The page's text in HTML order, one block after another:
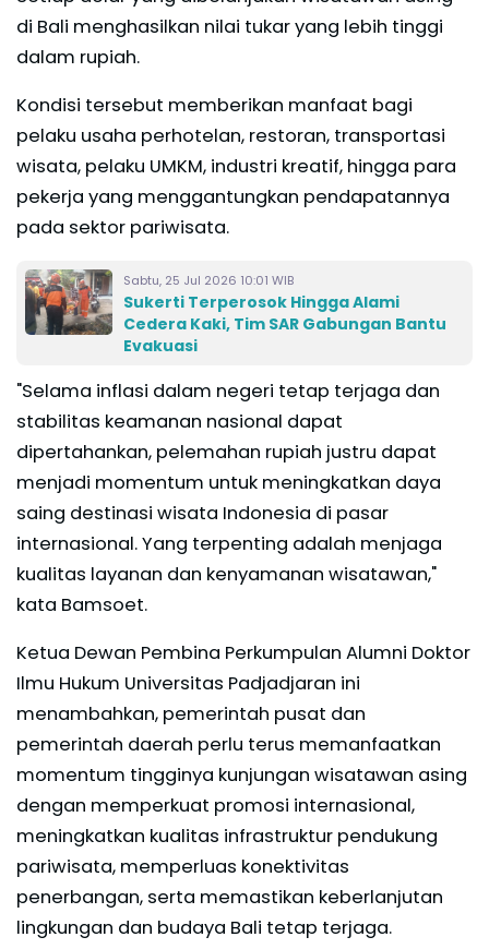
di Bali menghasilkan nilai tukar yang lebih tinggi
dalam rupiah.
Kondisi tersebut memberikan manfaat bagi
pelaku usaha perhotelan, restoran, transportasi
wisata, pelaku UMKM, industri kreatif, hingga para
pekerja yang menggantungkan pendapatannya
pada sektor pariwisata.
Sabtu, 25 Jul 2026 10:01 WIB
Sukerti Terperosok Hingga Alami
Cedera Kaki, Tim SAR Gabungan Bantu
Evakuasi
"Selama inflasi dalam negeri tetap terjaga dan
stabilitas keamanan nasional dapat
dipertahankan, pelemahan rupiah justru dapat
menjadi momentum untuk meningkatkan daya
saing destinasi wisata Indonesia di pasar
internasional. Yang terpenting adalah menjaga
kualitas layanan dan kenyamanan wisatawan,"
kata Bamsoet.
Ketua Dewan Pembina Perkumpulan Alumni Doktor
Ilmu Hukum Universitas Padjadjaran ini
menambahkan, pemerintah pusat dan
pemerintah daerah perlu terus memanfaatkan
momentum tingginya kunjungan wisatawan asing
dengan memperkuat promosi internasional,
meningkatkan kualitas infrastruktur pendukung
pariwisata, memperluas konektivitas
penerbangan, serta memastikan keberlanjutan
lingkungan dan budaya Bali tetap terjaga.